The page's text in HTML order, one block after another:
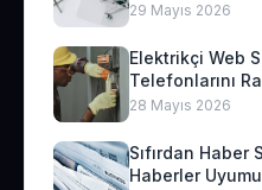
29 Mayıs 2026
Elektrikçi Web
Telefonlarını
28 Mayıs 2026
Sıfırdan Haber
Haberler